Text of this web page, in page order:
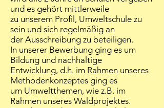
und es gehört mittlerweile
zu unserem Profil, Umweltschule zu
sein und sich regelmäßig an
der Ausschreibung zu beteiligen.
In unserer Bewerbung ging es um
Bildung und nachhaltige
Entwicklung, d.h. im Rahmen unseres
Methodenkonzeptes ging es
um Umweltthemen, wie z.B. im
Rahmen unseres Waldprojektes.